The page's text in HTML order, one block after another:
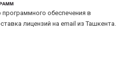
обеспечения в
лицензий на email из Ташкента.